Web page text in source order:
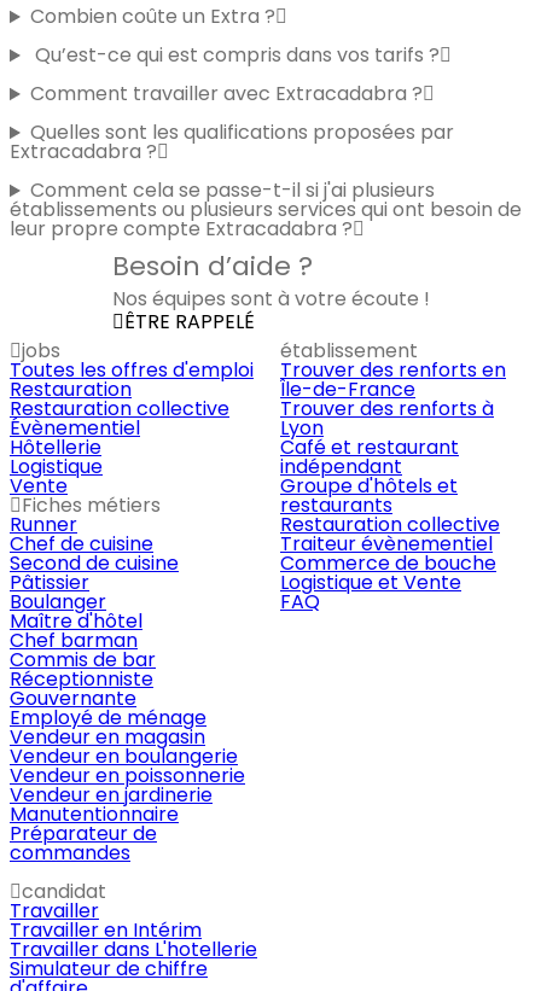
Combien coûte un Extra ?
Qu’est-ce qui est compris dans vos tarifs ?
Comment travailler avec Extracadabra ?
Quelles sont les qualifications proposées par
Extracadabra ?
Comment cela se passe-t-il si j'ai plusieurs
établissements ou plusieurs services qui ont besoin de
leur propre compte Extracadabra ?
Besoin d’aide ?
Nos équipes sont à votre écoute !
ÊTRE RAPPELÉ
jobs
Toutes les offres d'emploi
Restauration
Restauration collective
Évènementiel
Hôtellerie
Logistique
Vente
Fiches métiers
Runner
Chef de cuisine
Second de cuisine
Pâtissier
Boulanger
Maître d'hôtel
Chef barman
Commis de bar
Réceptionniste
Gouvernante
Employé de ménage
Vendeur en magasin
Vendeur en boulangerie
Vendeur en poissonnerie
Vendeur en jardinerie
Manutentionnaire
Préparateur de
commandes
établissement
Trouver des renforts en
Île-de-France
Trouver des renforts à
Lyon
Café et restaurant
indépendant
Groupe d'hôtels et
restaurants
Restauration collective
Traiteur évènementiel
Commerce de bouche
Logistique et Vente
FAQ
candidat
Travailler
Travailler en Intérim
Travailler dans L'hotellerie
Simulateur de chiffre